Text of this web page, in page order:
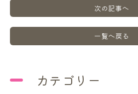
次の記事へ
一覧へ戻る
カテゴリー